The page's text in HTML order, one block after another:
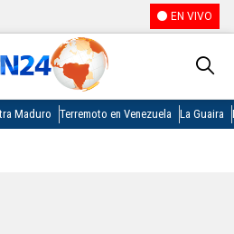
EN VIVO
Maduro Terremoto en Venezuela La Guaira